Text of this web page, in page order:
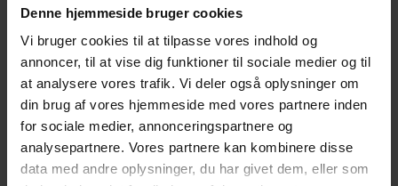
Denne hjemmeside bruger cookies
Vi bruger cookies til at tilpasse vores indhold og
annoncer, til at vise dig funktioner til sociale medier og til
at analysere vores trafik. Vi deler også oplysninger om
din brug af vores hjemmeside med vores partnere inden
for sociale medier, annonceringspartnere og
analysepartnere. Vores partnere kan kombinere disse
data med andre oplysninger, du har givet dem, eller som